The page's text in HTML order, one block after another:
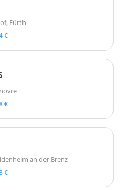
Fürth
€
€
an der Brenz
€